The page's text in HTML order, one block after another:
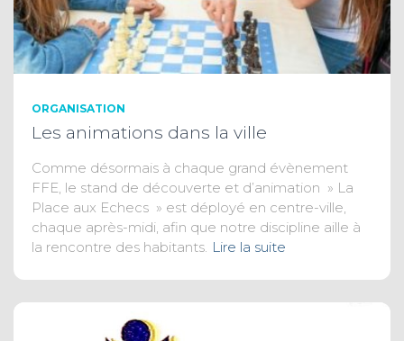
ORGANISATION
Les animations dans la ville
Comme désormais à chaque grand évènement
FFE, le stand de découverte et d’animation » La
Place aux Echecs » est déployé en centre-ville,
chaque après-midi, afin que notre discipline aille à
la rencontre des habitants. Lire la suite